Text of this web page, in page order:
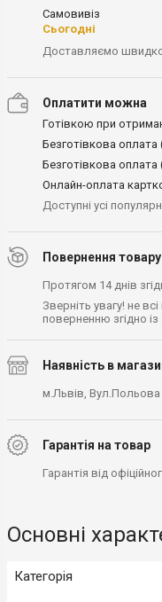
Самовивіз
Сьогодні
Доставляємо
Оплатити можна
Готівкою при
Безготівкова оплата
Безготівкова
Онлайн-оплата
Доступні усі
Повернення товару
Протягом 14 днів
Зверніть увагу! не
поверненню згідно
Наявність в
м.Львів, Вул.Польова
Гарантія на товар
Гарантія від
Основні
Категорія